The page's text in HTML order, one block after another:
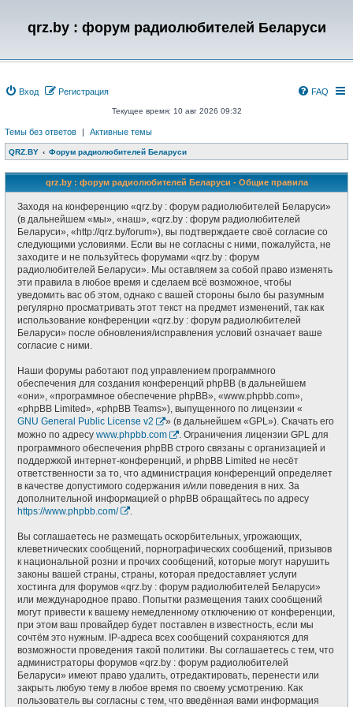
qrz.by : форум радиолюбителей Беларуси
Вход Регистрация FAQ
Текущее время: 10 авг 2026 09:32
Темы без ответов | Активные темы
QRZ.BY Форум радиолюбителей Беларуси
qrz.by : форум радиолюбителей Беларуси - Общие правила
Заходя на конференцию «qrz.by : форум радиолюбителей Беларуси»
(в дальнейшем «мы», «наш», «qrz.by : форум радиолюбителей
Беларуси», «http://qrz.by/forum»), вы подтверждаете своё согласие со
следующими условиями. Если вы не согласны с ними, пожалуйста, не
заходите и не пользуйтесь форумами «qrz.by : форум
радиолюбителей Беларуси». Мы оставляем за собой право изменять
эти правила в любое время и сделаем всё возможное, чтобы
уведомить вас об этом, однако с вашей стороны было бы разумным
регулярно просматривать этот текст на предмет изменений, так как
использование конференции «qrz.by : форум радиолюбителей
Беларуси» после обновления/исправления условий означает ваше
согласие с ними.
Наши форумы работают под управлением программного
обеспечения для создания конференций phpBB (в дальнейшем
«они», «программное обеспечение phpBB», «www.phpbb.com»,
«phpBB Limited», «phpBB Teams»), выпущенного по лицензии «
GNU General Public License v2
» (в дальнейшем «GPL»). Скачать его
можно по адресу www.phpbb.com
. Ограничения лицензии GPL для
программного обеспечения phpBB строго связаны с организацией и
поддержкой интернет-конференций, и phpBB Limited не несёт
ответственности за то, что администрация конференций определяет
в качестве допустимого содержания и/или поведения в них. За
дополнительной информацией о phpBB обращайтесь по адресу
https://www.phpbb.com/
Вы соглашаетесь не размещать оскорбительных, угрожающих,
клеветнических сообщений, порнографических сообщений, призывов
к национальной розни и прочих сообщений, которые могут нарушить
законы вашей страны, страны, которая предоставляет услуги
хостинга для форумов «qrz.by : форум радиолюбителей Беларуси»
или международное право. Попытки размещения таких сообщений
могут привести к вашему немедленному отключению от конференции,
при этом ваш провайдер будет поставлен в известность, если мы
сочтём это нужным. IP-адреса всех сообщений сохраняются для
возможности проведения такой политики. Вы соглашаетесь с тем, что
администраторы форумов «qrz.by : форум радиолюбителей
Беларуси» имеют право удалить, отредактировать, перенести или
закрыть любую тему в любое время по своему усмотрению. Как
пользователь вы согласны с тем, что введённая вами информация